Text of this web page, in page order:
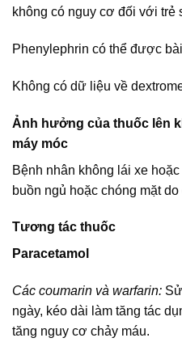
không có nguy cơ đối với trẻ
Phenylephrin có thể được
Không có dữ liệu về
Ảnh hưởng của thuốc lên
máy móc
Bệnh nhân không lái xe
buồn ngủ hoặc chóng mặt
Tương tác thuốc
Paracetamol
Các coumarin và warfarin:
ngày, kéo dài làm tăng tác
tăng nguy cơ chảy máu.